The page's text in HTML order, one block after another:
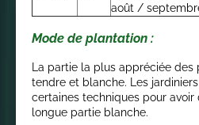
août /
Mode de plantation :
La partie la plus appréciée des
tendre et blanche. Les
certaines techniques pour avoir
longue partie blanche.